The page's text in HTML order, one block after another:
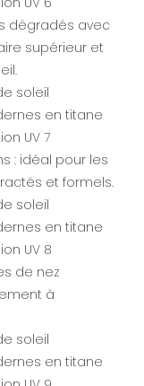
dégradés avec
supérieur et
: idéal pour les
et formels.
de nez
à